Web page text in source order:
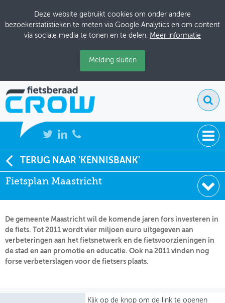
Deze website gebruikt cookies om onder andere
bezoekerstatistieken te meten via Google Analytics en om content
via sociale media te tonen en te delen. Meer informatie
Melding sluiten
NIEUWS
BIJEENKOMSTEN
KENNISBANK
ADRESSENBOEK
OVER FIETSBERAAD
THEMASITES
TERUG NAAR 'KENNISBANK'
Fietsplan Maastricht
Soort:
Beleidsdocumenten
Auteur:
Gemeente Maastricht
De gemeente Maastricht wil de komende jaren fors investeren in
de fiets. Tot 2011 wordt vier miljoen euro uitgegeven aan
verbeteringen aan het fietsnetwerk en de fietsvoorzieningen in
de stad en aan promotie en educatie. Ook na 2011 vinden nog
forse verbeterslagen voor de fietsers plaats.
Klik op de knop om de link te openen